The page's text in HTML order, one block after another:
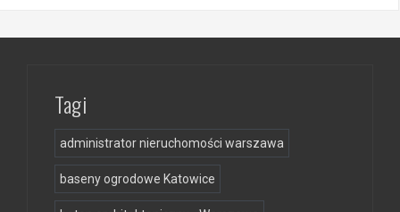
Tagi
administrator nieruchomości warszawa
baseny ogrodowe Katowice